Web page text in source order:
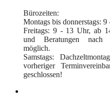
Bürozeiten:
Montags bis donnerstags:
Freitags: 9 - 13 Uhr, ab
und Beratungen nach
möglich.
Samstags:
vorheriger
geschlossen!